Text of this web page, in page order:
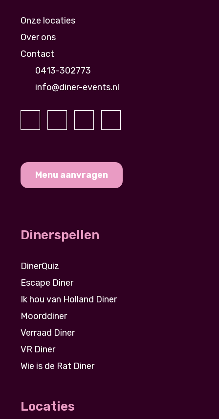
Onze locaties
Over ons
Contact
0413-302773
info@diner-events.nl
Menu aanvragen
Dinerspellen
DinerQuiz
Escape Diner
Ik hou van Holland Diner
Moorddiner
Verraad Diner
VR Diner
Wie is de Rat Diner
Locaties